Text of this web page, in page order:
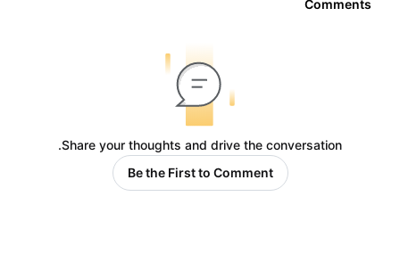
Comments
Share your thoughts and drive the conversation.
Be the First to Comment